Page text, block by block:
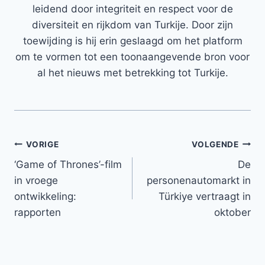
leidend door integriteit en respect voor de
diversiteit en rijkdom van Turkije. Door zijn
toewijding is hij erin geslaagd om het platform
om te vormen tot een toonaangevende bron voor
al het nieuws met betrekking tot Turkije.
Bericht
navigatie
VORIGE
‘Game of Thrones’-film
in vroege
ontwikkeling:
rapporten
VOLGENDE
De
personenautomarkt in
Türkiye vertraagt ​​in
oktober